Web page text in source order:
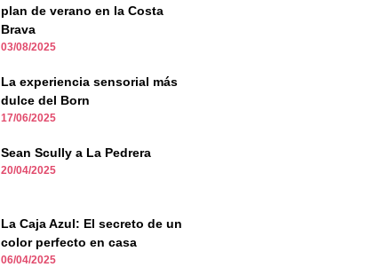
plan de verano en la Costa
Brava
03/08/2025
La experiencia sensorial más
dulce del Born
17/06/2025
Sean Scully a La Pedrera
20/04/2025
La Caja Azul: El secreto de un
color perfecto en casa
06/04/2025